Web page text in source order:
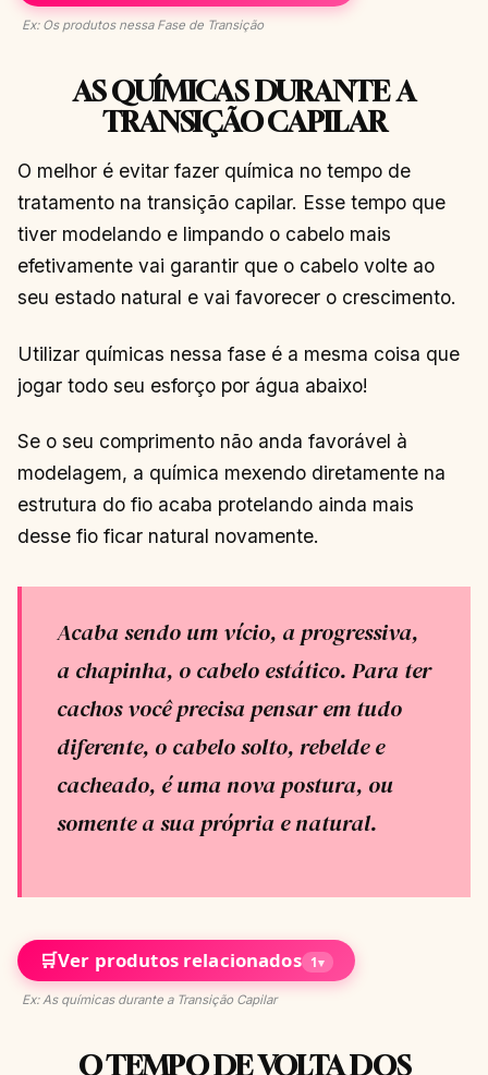
Ex: Os produtos nessa Fase de Transição
AS QUÍMICAS DURANTE A
TRANSIÇÃO CAPILAR
O melhor é evitar fazer química no tempo de
tratamento na transição capilar. Esse tempo que
tiver modelando e limpando o cabelo mais
efetivamente vai garantir que o cabelo volte ao
seu estado natural e vai favorecer o crescimento.
Utilizar químicas nessa fase é a mesma coisa que
jogar todo seu esforço por água abaixo!
Se o seu comprimento não anda favorável à
modelagem, a química mexendo diretamente na
estrutura do fio acaba protelando ainda mais
desse fio ficar natural novamente.
Acaba sendo um vício, a progressiva,
a chapinha, o cabelo estático. Para ter
cachos você precisa pensar em tudo
diferente, o cabelo solto, rebelde e
cacheado, é uma nova postura, ou
somente a sua própria e natural.
🛒Ver produtos relacionados 1▾
Ex: As químicas durante a Transição Capilar
O TEMPO DE VOLTA DOS